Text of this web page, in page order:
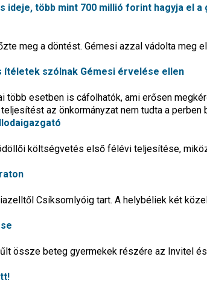
ideje, több mint 700 millió forint hagyja el a
meg a döntést. Gémesi azzal vádolta meg
ítéletek szólnak Gémesi érvelése ellen
több esetben is cáfolhatók, ami erősen
az önkormányzat nem tudta a perben
költségvetés első félévi teljesítése,
Csíksomlyóig tart. A helybéliek két
össze beteg gyermekek részére az Invitel